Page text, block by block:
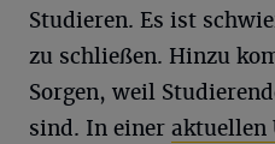
Studieren. Es ist
zu schließen. Hinzu
Sorgen, weil
sind. In einer aktuellen